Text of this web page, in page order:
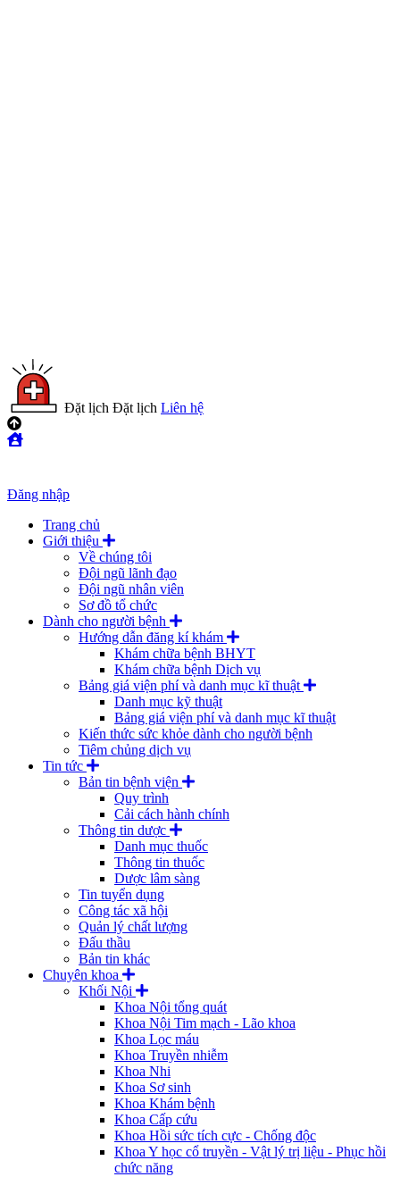
Đặt lịch Đặt lịch Liên hệ
Đăng nhập
Trang chủ
Giới thiệu
Về chúng tôi
Đội ngũ lãnh đạo
Đội ngũ nhân viên
Sơ đồ tổ chức
Dành cho người bệnh
Hướng dẫn đăng kí khám
Khám chữa bệnh BHYT
Khám chữa bệnh Dịch vụ
Bảng giá viện phí và danh mục kĩ thuật
Danh mục kỹ thuật
Bảng giá viện phí và danh mục kĩ thuật
Kiến thức sức khỏe dành cho người bệnh
Tiêm chủng dịch vụ
Tin tức
Bản tin bệnh viện
Quy trình
Cải cách hành chính
Thông tin dược
Danh mục thuốc
Thông tin thuốc
Dược lâm sàng
Tin tuyển dụng
Công tác xã hội
Quản lý chất lượng
Đấu thầu
Bản tin khác
Chuyên khoa
Khối Nội
Khoa Nội tổng quát
Khoa Nội Tim mạch - Lão khoa
Khoa Lọc máu
Khoa Truyền nhiễm
Khoa Nhi
Khoa Sơ sinh
Khoa Khám bệnh
Khoa Cấp cứu
Khoa Hồi sức tích cực - Chống độc
Khoa Y học cổ truyền - Vật lý trị liệu - Phục hồi
chức năng